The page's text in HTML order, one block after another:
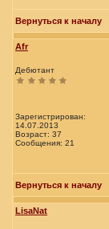
Вернуться к началу
Afr
Дебютант
Зарегистрирован:
14.07.2013
Возраст: 37
Сообщения: 21
Вернуться к началу
LisaNat